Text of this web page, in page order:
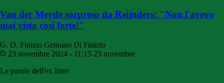
Van der Meyde sorpreso da Reijnders: "Non l'avevo
mai visto cosi forte!"
G. D. Finizio Gennaro Di Finizio
23 novembre 2024 - 11:15 23 novembre
Le parole dell'ex Inter